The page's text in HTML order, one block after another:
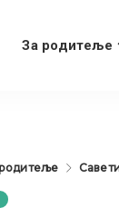
За родитеље